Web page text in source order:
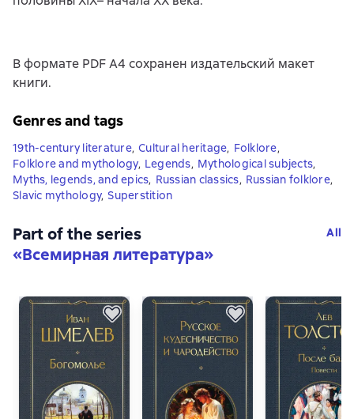
В формате PDF A4 сохранен издательский макет
книги.
Genres and tags
19th-century literature, Cultural heritage, Folklore,
Folklore and mythology, Legends, Mythological subjects,
Myths, legends, and epics, Russian classics, Russian folklore,
Slavic mythology, Superstition
Part of the series
«Всемирная литература»
All